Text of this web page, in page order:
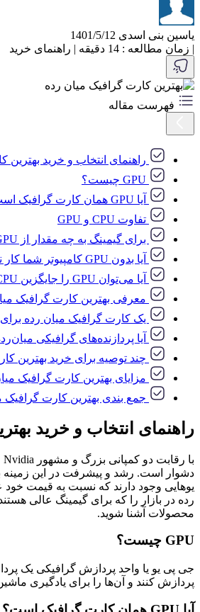
یاسین بنی اسدی 1401/5/12
| زمان مطالعه : 14 دقیقه | راهنمای خرید
فهرست مقاله
راهنمای انتخاب و خرید بهترین
آیا GPU همان کارت گرافیک است؟
تفاوت CPU و GPU
برای گیمینگ به چه مقدار از GPU نیاز دارید؟
آیا بدون GPU کامپیوتر شما کار نمی‌کند؟
آیا می‌توان GPU را جایگزین CPU کرد؟
معرفی بهترین کارت گرافیک
یک کارت گرافیک میان رده
آیا پردازنده‌های گرافیکی
چند توصیه برای خرید بهترین
مزایای بهترین کارت گرافیک
جمع بندی بهترین کارت گرافیک
راهنمای انتخاب و خرید
یوهایی وجود دارند که نسبت به قیمت خود
رده در بازار را که برای گیمینگ عالی
محصولات آشنا شوید.
GPU چیست؟
جی پی یو یا واحد پردازش گرافیکی یک
پردازش کنند و آن‌ها را برای یادگیری